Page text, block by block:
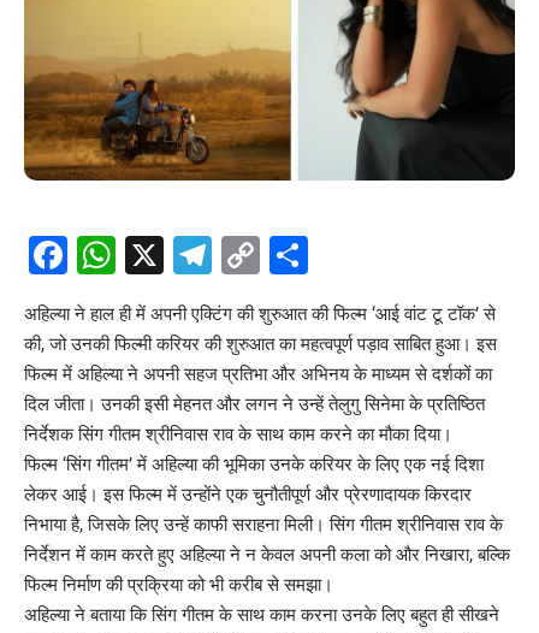
Facebook
WhatsApp
X Telegram
Copy
Link
अहिल्या ने हाल ही में अपनी एक्टिंग की शुरुआत की फिल्म ‘आई वांट टू टॉक’ से
की, जो उनकी फिल्मी करियर की शुरुआत का महत्वपूर्ण पड़ाव साबित हुआ। इस
फिल्म में अहिल्या ने अपनी सहज प्रतिभा और अभिनय के माध्यम से दर्शकों का
दिल जीता। उनकी इसी मेहनत और लगन ने उन्हें तेलुगु सिनेमा के प्रतिष्ठित
निर्देशक सिंग गीतम श्रीनिवास राव के साथ काम करने का मौका दिया।
फिल्म ‘सिंग गीतम’ में अहिल्या की भूमिका उनके करियर के लिए एक नई दिशा
लेकर आई। इस फिल्म में उन्होंने एक चुनौतीपूर्ण और प्रेरणादायक किरदार
निभाया है, जिसके लिए उन्हें काफी सराहना मिली। सिंग गीतम श्रीनिवास राव के
निर्देशन में काम करते हुए अहिल्या ने न केवल अपनी कला को और निखारा, बल्कि
फिल्म निर्माण की प्रक्रिया को भी करीब से समझा।
अहिल्या ने बताया कि सिंग गीतम के साथ काम करना उनके लिए बहुत ही सीखने